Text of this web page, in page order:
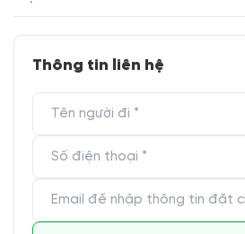
Thông tin liên hệ